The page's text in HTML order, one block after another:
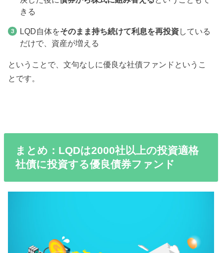
きる
LQD自体をそのまま持ち続けて利息を再投資している
だけで、資産が増える
ということで、文句なしに優良な社債ファンドというこ
とです。
まとめ：LQDは2000社以上の投資適格
社債に投資する優良債券ファンド